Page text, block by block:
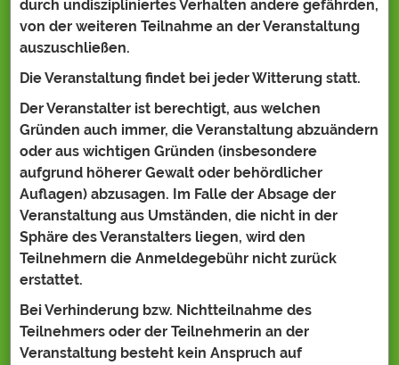
durch undiszipliniertes Verhalten andere gefährden,
von der weiteren Teilnahme an der Veranstaltung
auszuschließen.
Die Veranstaltung findet bei jeder Witterung statt.
Der Veranstalter ist berechtigt, aus welchen
Gründen auch immer, die Veranstaltung abzuändern
oder aus wichtigen Gründen (insbesondere
aufgrund höherer Gewalt oder behördlicher
Auflagen) abzusagen. Im Falle der Absage der
Veranstaltung aus Umständen, die nicht in der
Sphäre des Veranstalters liegen, wird den
Teilnehmern die Anmeldegebühr nicht zurück
erstattet.
Bei Verhinderung bzw. Nichtteilnahme des
Teilnehmers oder der Teilnehmerin an der
Veranstaltung besteht kein Anspruch auf